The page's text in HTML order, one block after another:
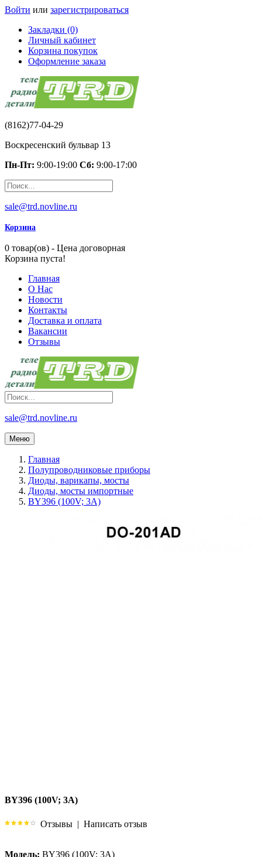
Войти или зарегистрироваться
Закладки (0)
Личный кабинет
Корзина покупок
Оформление заказа
(8162)77-04-29
Воскресенский бульвар 13
Пн-Пт: 9:00-19:00 Сб: 9:00-17:00
sale@trd.novline.ru
Корзина
0 товар(ов) - Цена договорная
Корзина пуста!
Главная
О Нас
Новости
Контакты
Доставка и оплата
Вакансии
Отзывы
sale@trd.novline.ru
Меню
Главная
Полупроводниковые приборы
Диоды, варикапы, мосты
Диоды, мосты импортные
BY396 (100V; 3A)
BY396 (100V; 3A)
Отзывы | Написать отзыв
Модель: BY396 (100V; 3A)